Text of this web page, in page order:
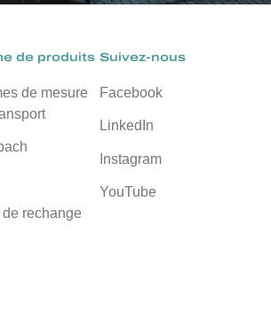
de produits
de mesure
rechange
Suivez-nous
Facebook
LinkedIn
Instagram
YouTube